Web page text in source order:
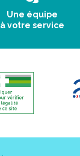
Une équipe
à votre service